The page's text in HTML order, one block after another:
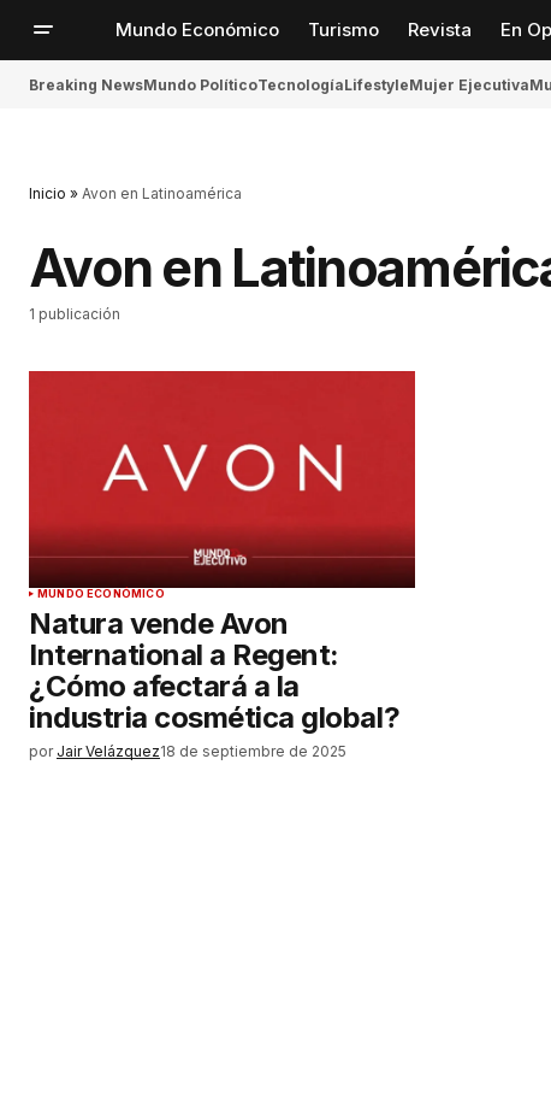
Mundo Económico Turismo Revista En
Breaking NewsMundo PolíticoTecnologíaLifestyleMujer Ejecutiva
Inicio » Avon en Latinoamérica
Avon en
1 publicación
MUNDO ECONÓMICO
Natura vende Avon
International a Regent:
¿Cómo afectará a la
industria cosmética global?
por Jair Velázquez18 de septiembre de 2025